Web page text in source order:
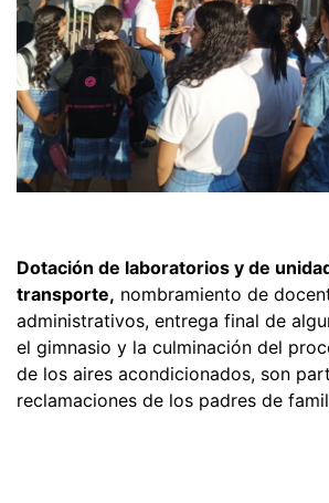
Dotación de laboratorios y de
transporte, nombramiento de
administrativos, entrega final de
el gimnasio y la culminación del
de los aires acondicionados, son
reclamaciones de los padres de